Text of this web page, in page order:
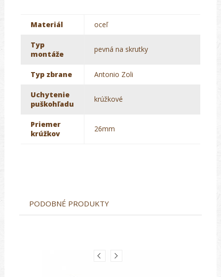
Materiál oceľ
Typ
montáže
pevná na skrutky
Typ zbrane Antonio Zoli
Uchytenie
puškohľadu
krúžkové
Priemer
krúžkov
26mm
PODOBNÉ PRODUKTY